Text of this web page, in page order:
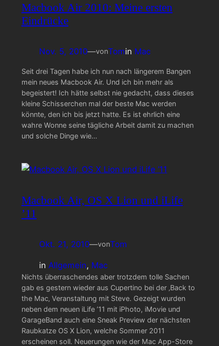
Macbook Air 2010: Meine ersten
Eindrücke
Nov. 5, 2010—vonTomin Mac
Seit drei Tagen habe ich nun nach längerem Bangen
mein neues Macbook Air. Und ich bin mehr als
begeistert! Ich hätte selbst nie gedacht, dass dieses
kleine Schisserchen mal der beste Mac werden
könnte, den ich bis jetzt hatte. Es ist ehrlich eine
wahre Wonne seine tägliche Arbeit damit zu machen
und solche Dinge wie…
Macbook Air, OS X Lion und iLife
’11
Okt. 21, 2010—vonTom
in Allgemein, Mac
Nichts überraschendes aber trotzdem tolle Sachen
gab es gestern wieder aus Cupertino bei der ‚Back to
the Mac‚ Veranstaltung mit Steve. Gezeigt wurden
neben dem neuen iLife ’11 mit iPhoto, iMovie und
GarageBand auch eine Sneak Preview der nächsten
Raubkatze OS X Lion, welche Sommer 2011
erscheinen soll. Neuerungen wie der Mac App-Store